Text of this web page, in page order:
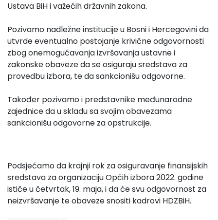
Ustava BiH i važećih državnih zakona.
Pozivamo nadležne institucije u Bosni i Hercegovini da
utvrde eventualno postojanje krivične odgovornosti
zbog onemogućavanja izvršavanja ustavne i
zakonske obaveze da se osiguraju sredstava za
provedbu izbora, te da sankcionišu odgovorne.
Također pozivamo i predstavnike međunarodne
zajednice da u skladu sa svojim obavezama
sankcionišu odgovorne za opstrukcije.
Podsjećamo da krajnji rok za osiguravanje finansijskih
sredstava za organizaciju Općih izbora 2022. godine
ističe u četvrtak, 19. maja, i da će svu odgovornost za
neizvršavanje te obaveze snositi kadrovi HDZBiH.